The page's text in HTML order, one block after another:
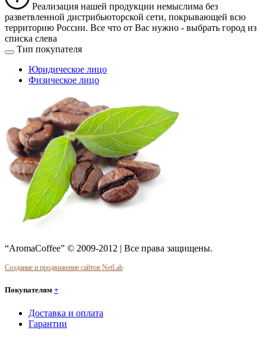
Реализация нашей продукции немыслима без
разветвленной дистрибьюторской сети, покрывающей всю
территорию России. Все что от Вас нужно - выбрать город из
списка слева
Тип покупателя
Юридическое лицо
Физическое лицо
“AromaCoffee” © 2009-2012 | Все права защищены.
Создание и продвижение сайтов NetLab
Покупателям +
Доставка и оплата
Гарантии